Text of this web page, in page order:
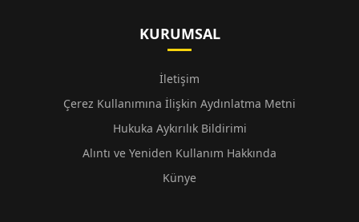
KURUMSAL
İletişim
Çerez Kullanımına İlişkin Aydınlatma Metni
Hukuka Aykırılık Bildirimi
Alıntı ve Yeniden Kullanım Hakkında
Künye